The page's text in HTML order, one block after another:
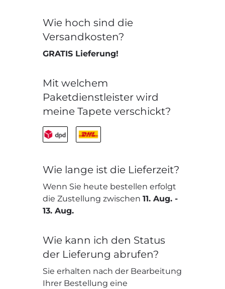
Wie hoch sind die
Versandkosten?
GRATIS Lieferung!
Mit welchem
Paketdienstleister wird
meine Tapete verschickt?
Wie lange ist die Lieferzeit?
Wenn Sie heute bestellen erfolgt
die Zustellung zwischen11. Aug. -
13. Aug.
Wie kann ich den Status
der Lieferung abrufen?
Sie erhalten nach der Bearbeitung
Ihrer Bestellung eine